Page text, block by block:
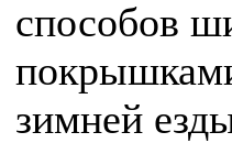
способов
зимней